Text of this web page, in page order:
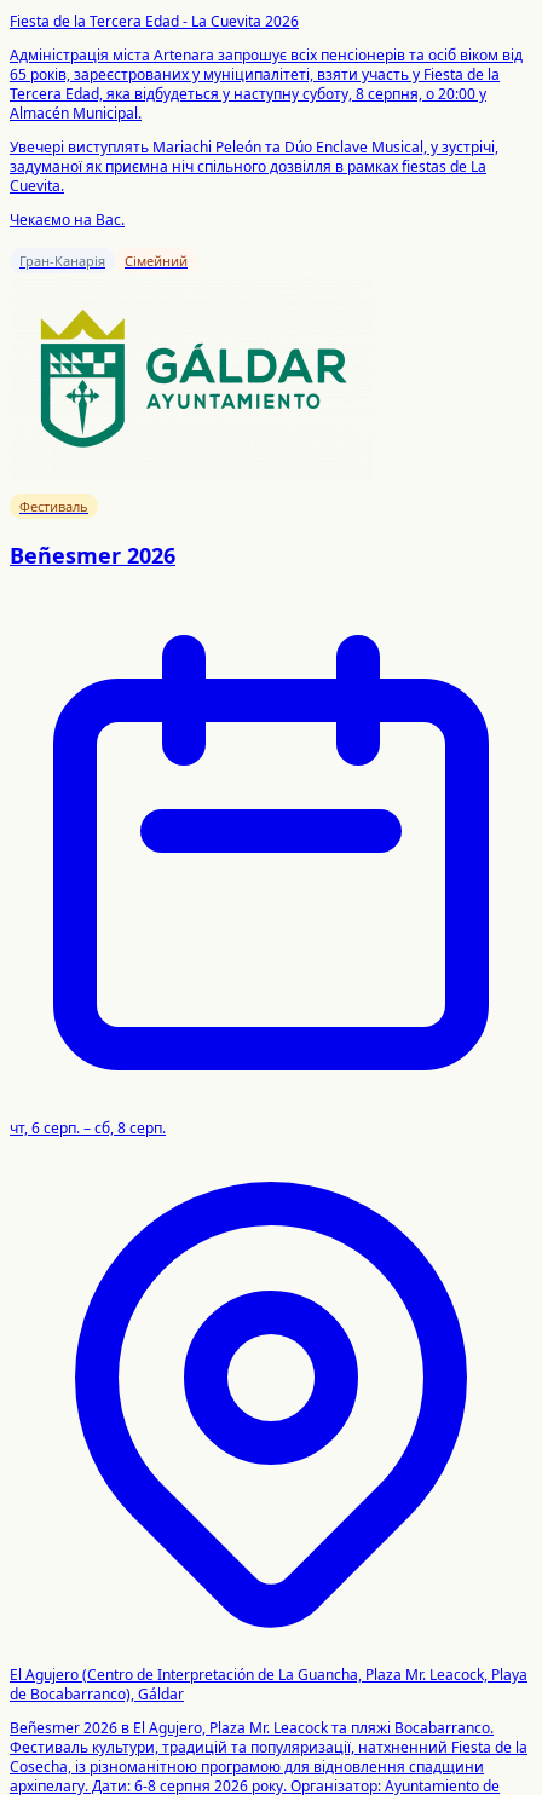
Fiesta de la Tercera Edad - La Cuevita 2026
Адміністрація міста Artenara запрошує всіх пенсіонерів та осіб віком від
65 років, зареєстрованих у муніципалітеті, взяти участь у Fiesta de la
Tercera Edad, яка відбудеться у наступну суботу, 8 серпня, о 20:00 у
Almacén Municipal.
Увечері виступлять Mariachi Peleón та Dúo Enclave Musical, у зустрічі,
задуманої як приємна ніч спільного дозвілля в рамках fiestas de La
Cuevita.
Чекаємо на Вас.
Гран-Канарія Сімейний
Фестиваль
Beñesmer 2026
чт, 6 серп. – сб, 8 серп.
El Agujero (Centro de Interpretación de La Guancha, Plaza Mr. Leacock, Playa
de Bocabarranco), Gáldar
Beñesmer 2026 в El Agujero, Plaza Mr. Leacock та пляжі Bocabarranco.
Фестиваль культури, традицій та популяризації, натхненний Fiesta de la
Cosecha, із різноманітною програмою для відновлення спадщини
архіпелагу. Дати: 6-8 серпня 2026 року. Організатор: Ayuntamiento de